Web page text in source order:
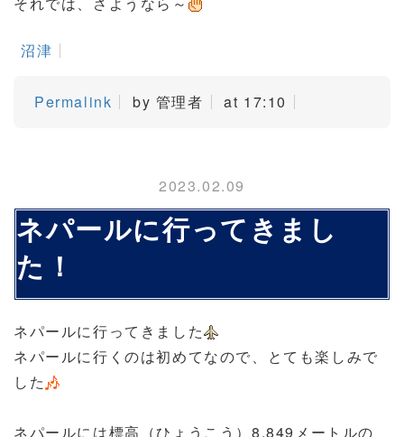
沼津
Permalink by 管理者 at 17:10
2023.02.09
ネパールに行ってきまし
た！
ネパールに行ってきました
ネパールに行くのは初めてなので、とても楽しみで
した
ネパールには標高（ひょうこう）8,849メートルの